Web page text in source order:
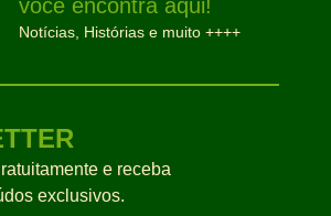
você encontra aqui!
Notícias, Histórias e muito ++++
e receba
exclusivos.